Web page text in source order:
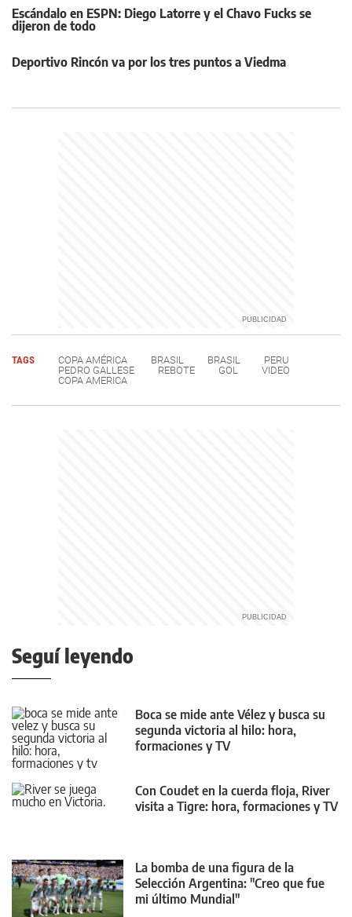
Escándalo en ESPN: Diego Latorre y el Chavo Fucks se
dijeron de todo
Deportivo Rincón va por los tres puntos a Viedma
TAGS COPA AMÉRICA BRASIL BRASIL
PERU
PEDRO GALLESE
REBOTE GOL
VIDEO
COPA AMERICA
Seguí leyendo
Boca se mide ante Vélez y busca su
segunda victoria al hilo: hora,
formaciones y TV
Con Coudet en la cuerda floja, River
visita a Tigre: hora, formaciones y TV
La bomba de una figura de la
Selección Argentina: "Creo que fue
mi último Mundial"